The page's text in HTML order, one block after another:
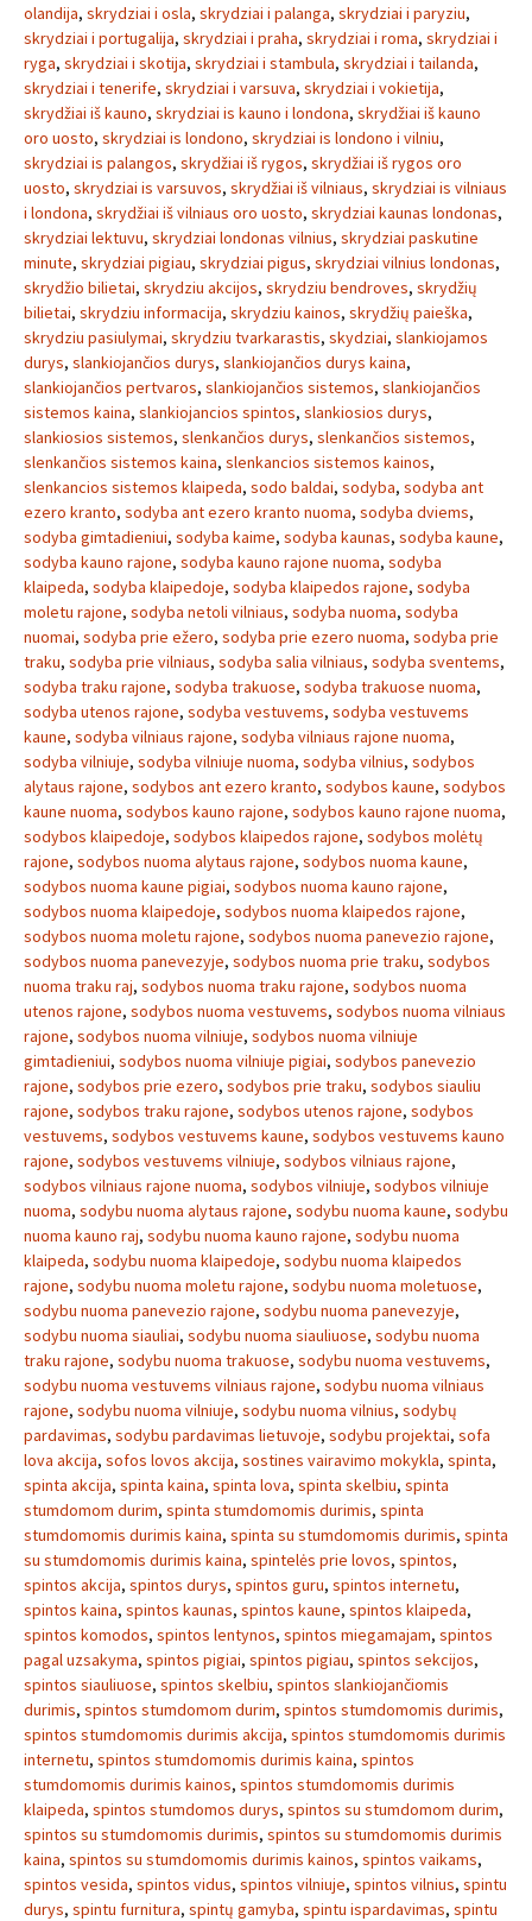
olandija, skrydziai i osla, skrydziai i palanga, skrydziai i paryziu,
skrydziai i portugalija, skrydziai i praha, skrydziai i roma, skrydziai i
ryga, skrydziai i skotija, skrydziai i stambula, skrydziai i tailanda,
skrydziai i tenerife, skrydziai i varsuva, skrydziai i vokietija,
skrydžiai iš kauno, skrydziai is kauno i londona, skrydžiai iš kauno
oro uosto, skrydziai is londono, skrydziai is londono i vilniu,
skrydziai is palangos, skrydžiai iš rygos, skrydžiai iš rygos oro
uosto, skrydziai is varsuvos, skrydžiai iš vilniaus, skrydziai is vilniaus
i londona, skrydžiai iš vilniaus oro uosto, skrydziai kaunas londonas,
skrydziai lektuvu, skrydziai londonas vilnius, skrydziai paskutine
minute, skrydziai pigiau, skrydziai pigus, skrydziai vilnius londonas,
skrydžio bilietai, skrydziu akcijos, skrydziu bendroves, skrydžių
bilietai, skrydziu informacija, skrydziu kainos, skrydžių paieška,
skrydziu pasiulymai, skrydziu tvarkarastis, skydziai, slankiojamos
durys, slankiojančios durys, slankiojančios durys kaina,
slankiojančios pertvaros, slankiojančios sistemos, slankiojančios
sistemos kaina, slankiojancios spintos, slankiosios durys,
slankiosios sistemos, slenkančios durys, slenkančios sistemos,
slenkančios sistemos kaina, slenkancios sistemos kainos,
slenkancios sistemos klaipeda, sodo baldai, sodyba, sodyba ant
ezero kranto, sodyba ant ezero kranto nuoma, sodyba dviems,
sodyba gimtadieniui, sodyba kaime, sodyba kaunas, sodyba kaune,
sodyba kauno rajone, sodyba kauno rajone nuoma, sodyba
klaipeda, sodyba klaipedoje, sodyba klaipedos rajone, sodyba
moletu rajone, sodyba netoli vilniaus, sodyba nuoma, sodyba
nuomai, sodyba prie ežero, sodyba prie ezero nuoma, sodyba prie
traku, sodyba prie vilniaus, sodyba salia vilniaus, sodyba sventems,
sodyba traku rajone, sodyba trakuose, sodyba trakuose nuoma,
sodyba utenos rajone, sodyba vestuvems, sodyba vestuvems
kaune, sodyba vilniaus rajone, sodyba vilniaus rajone nuoma,
sodyba vilniuje, sodyba vilniuje nuoma, sodyba vilnius, sodybos
alytaus rajone, sodybos ant ezero kranto, sodybos kaune, sodybos
kaune nuoma, sodybos kauno rajone, sodybos kauno rajone nuoma,
sodybos klaipedoje, sodybos klaipedos rajone, sodybos molėtų
rajone, sodybos nuoma alytaus rajone, sodybos nuoma kaune,
sodybos nuoma kaune pigiai, sodybos nuoma kauno rajone,
sodybos nuoma klaipedoje, sodybos nuoma klaipedos rajone,
sodybos nuoma moletu rajone, sodybos nuoma panevezio rajone,
sodybos nuoma panevezyje, sodybos nuoma prie traku, sodybos
nuoma traku raj, sodybos nuoma traku rajone, sodybos nuoma
utenos rajone, sodybos nuoma vestuvems, sodybos nuoma vilniaus
rajone, sodybos nuoma vilniuje, sodybos nuoma vilniuje
gimtadieniui, sodybos nuoma vilniuje pigiai, sodybos panevezio
rajone, sodybos prie ezero, sodybos prie traku, sodybos siauliu
rajone, sodybos traku rajone, sodybos utenos rajone, sodybos
vestuvems, sodybos vestuvems kaune, sodybos vestuvems kauno
rajone, sodybos vestuvems vilniuje, sodybos vilniaus rajone,
sodybos vilniaus rajone nuoma, sodybos vilniuje, sodybos vilniuje
nuoma, sodybu nuoma alytaus rajone, sodybu nuoma kaune, sodybu
nuoma kauno raj, sodybu nuoma kauno rajone, sodybu nuoma
klaipeda, sodybu nuoma klaipedoje, sodybu nuoma klaipedos
rajone, sodybu nuoma moletu rajone, sodybu nuoma moletuose,
sodybu nuoma panevezio rajone, sodybu nuoma panevezyje,
sodybu nuoma siauliai, sodybu nuoma siauliuose, sodybu nuoma
traku rajone, sodybu nuoma trakuose, sodybu nuoma vestuvems,
sodybu nuoma vestuvems vilniaus rajone, sodybu nuoma vilniaus
rajone, sodybu nuoma vilniuje, sodybu nuoma vilnius, sodybų
pardavimas, sodybu pardavimas lietuvoje, sodybu projektai, sofa
lova akcija, sofos lovos akcija, sostines vairavimo mokykla, spinta,
spinta akcija, spinta kaina, spinta lova, spinta skelbiu, spinta
stumdomom durim, spinta stumdomomis durimis, spinta
stumdomomis durimis kaina, spinta su stumdomomis durimis, spinta
su stumdomomis durimis kaina, spintelės prie lovos, spintos,
spintos akcija, spintos durys, spintos guru, spintos internetu,
spintos kaina, spintos kaunas, spintos kaune, spintos klaipeda,
spintos komodos, spintos lentynos, spintos miegamajam, spintos
pagal uzsakyma, spintos pigiai, spintos pigiau, spintos sekcijos,
spintos siauliuose, spintos skelbiu, spintos slankiojančiomis
durimis, spintos stumdomom durim, spintos stumdomomis durimis,
spintos stumdomomis durimis akcija, spintos stumdomomis durimis
internetu, spintos stumdomomis durimis kaina, spintos
stumdomomis durimis kainos, spintos stumdomomis durimis
klaipeda, spintos stumdomos durys, spintos su stumdomom durim,
spintos su stumdomomis durimis, spintos su stumdomomis durimis
kaina, spintos su stumdomomis durimis kainos, spintos vaikams,
spintos vesida, spintos vidus, spintos vilniuje, spintos vilnius, spintu
durys, spintu furnitura, spintų gamyba, spintu ispardavimas, spintu